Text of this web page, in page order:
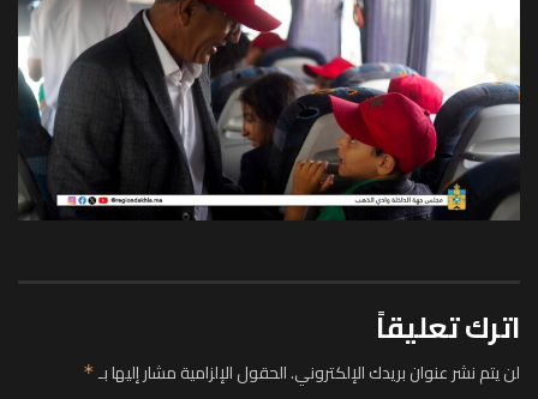
اترك تعليقاً
لن يتم نشر عنوان بريدك الإلكتروني.الحقول الإلزامية مشار إليها بـ*